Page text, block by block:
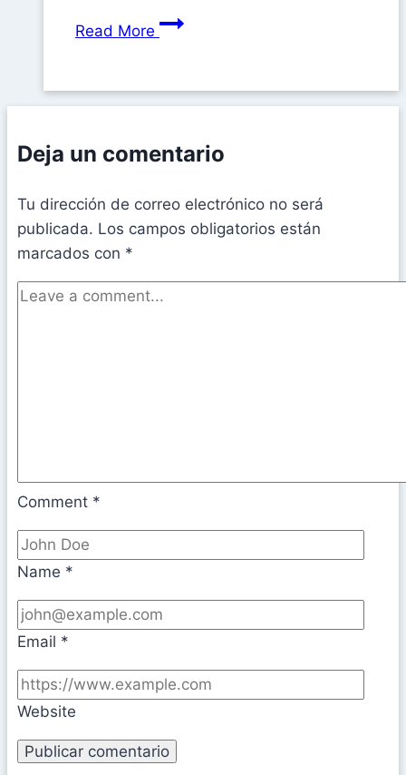
Read More
Deja un comentario
Tu dirección de correo electrónico no será
publicada. Los campos obligatorios están
marcados con *
Comment *
Name *
Email *
Website